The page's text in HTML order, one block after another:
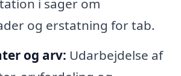
i sager om
og erstatning for tab.
og arv: Udarbejdelse af